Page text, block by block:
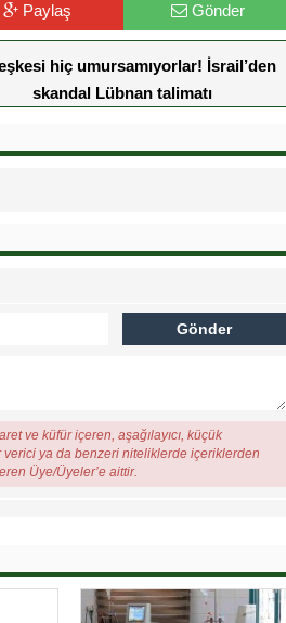
Paylaş Gönder
hiç umursamıyorlar! İsrail’den
skandal Lübnan talimatı
ve küfür içeren, aşağılayıcı, küçük
verici ya da benzeri niteliklerde içeriklerden
Üye/Üyeler’e aittir.